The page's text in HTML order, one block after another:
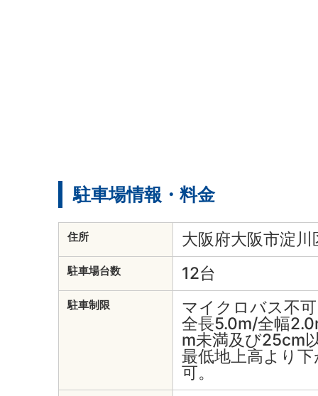
駐車場情報・料金
住所 大阪府大阪市淀
駐車場台数 12台
駐車制限
マイクロバス不
全長5.0m/全幅
m未満及び25cm
最低地上高より
可。